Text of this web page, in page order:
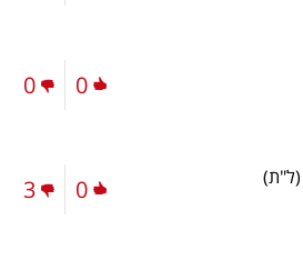
0
0
(ל"ת) 0
3